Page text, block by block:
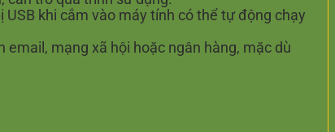
khi cắm vào máy tính có thể tự động chạy
mạng xã hội hoặc ngân hàng, mặc dù